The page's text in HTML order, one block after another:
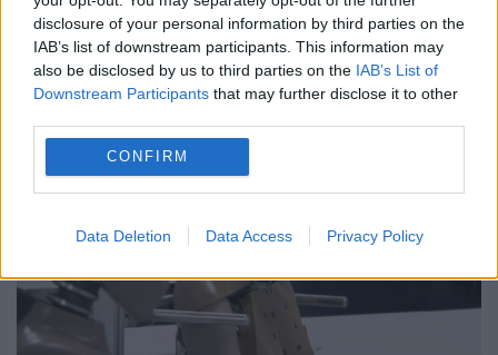
disclosure of your personal information by third parties on the
IAB’s list of downstream participants. This information may
also be disclosed by us to third parties on the IAB’s List of
Downstream Participants that may further disclose it to other
CONFIRM
Data Deletion Data Access Privacy Policy
Geneva o serie de întâlniri cu delegații din
Rusia și China, potrivit Reuters. Demersul...